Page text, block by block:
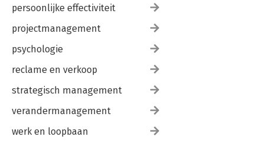
persoonlijke effectiviteit
projectmanagement
psychologie
reclame en verkoop
strategisch management
verandermanagement
werk en loopbaan